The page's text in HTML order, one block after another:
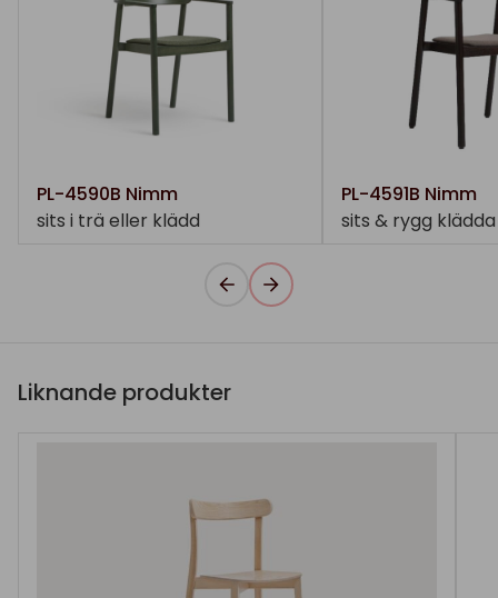
PL-4590B Nimm
sits i trä eller klädd
PL-4591B Nimm
sits & rygg klädda
Liknande produkter